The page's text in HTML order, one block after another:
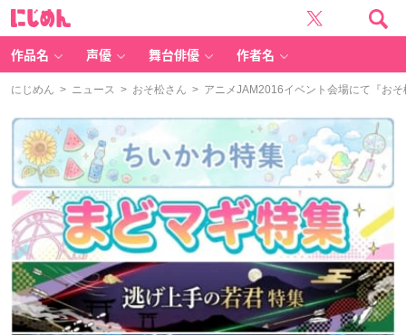
作品名 声優 舞台俳優 作者名
にじめん > ニュース > おそ松さん > アニメJAM2016イベント会場にて『お